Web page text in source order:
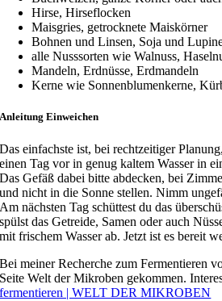
Hirse, Hirseflocken
Maisgries, getrocknete Maiskörner
Bohnen und Linsen, Soja und
alle Nusssorten wie Walnuss,
Mandeln, Erdnüsse, Erdmandeln
Kerne wie Sonnenblumenkerne,
Anleitung Einweichen
Das einfachste ist, bei rechtzeitiger
einen Tag vor in genug kaltem Wasser in
Das Gefäß dabei bitte abdecken, bei
und nicht in die Sonne stellen. Nimm
Am nächsten Tag schüttest du das
spülst das Getreide, Samen oder auch
mit frischem Wasser ab. Jetzt ist es bereit
Bei meiner Recherche zum Fermentieren
Seite Welt der Mikroben gekommen.
fermentieren | WELT DER MIKROBEN